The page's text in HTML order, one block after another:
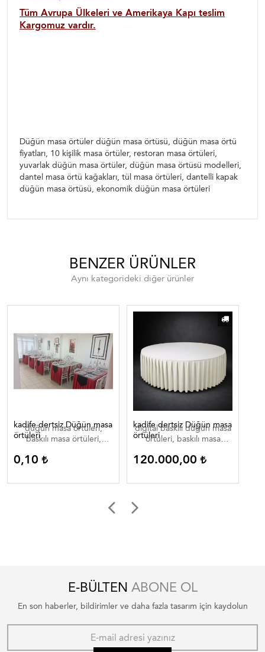
Tüm Avrupa Ülkeleri ve Amerikaya Kapı teslim
Kargomuz vardır.
Düğün masa örtüler düğün masa örtüsü, düğün masa örtü
fiyatları, 10 kişilik masa örtüler, restoran masa örtüleri,
yuvarlak düğün masa örtüler, düğün masa örtüsü modelleri,
dantel masa örtü kağakları, tül masa örtüleri, dantelli kapak
düğün masa örtüsü, ekonomik düğün masa örtüleri
BENZER ÜRÜNLER
Aynı kategorideki diğer ürünler
kadife dertsiz Düğün masa
örtüleri
düğün masa örtüleri,
baskılı masa örtüleri,
düğün masa örtüleri
0,10
kadife dertsiz Düğün masa
örtüleri
digital baskılı düğün masa
örtüleri, baskılı masa
örtüleri , düğün masa
ortuleri
120.000,00
E-BÜLTEN ABONE OL
En son haberler, bildirimler ve daha fazla tasarım için kaydolun